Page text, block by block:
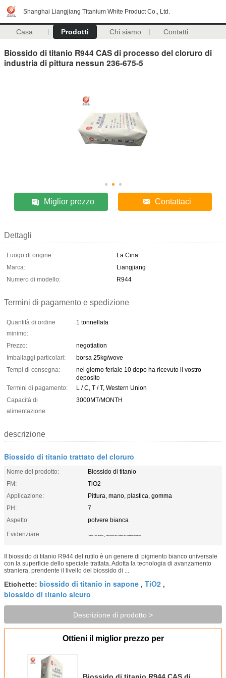
Shanghai Liangjiang Titanium White Product Co., Ltd.
Casa Prodotti Chi siamo Contatti
Biossido di titanio R944 CAS di processo del cloruro di
industria di pittura nessun 236-675-5
Miglior prezzo Contattaci
Dettagli
Luogo di origine:
La Cina
Marca:
Liangjiang
Numero di modello:
R944
Termini di pagamento e spedizione
Quantità di ordine
minimo:
1 tonnellata
Prezzo:
negotiation
Imballaggi particolari:
borsa 25kg/wove
Tempi di consegna:
nel giorno feriale 10 dopo ha ricevuto il vostro
deposito
Termini di pagamento:
L / C, T / T, Western Union
Capacità di
alimentazione:
3000MT/MONTH
descrizione
Biossido di titanio trattato del cloruro
Nome del prodotto:
Biossido di titanio
FM:
TiO2
Applicazione:
Pittura, mano, plastica, gomma
PH:
7
Aspetto:
polvere bianca
Evidenziare:
Cloruro Tio2 trattato , Processo del cloruro del biossido di titanio
Il biossido di titanio R944 del rutilo è un genere di pigmento bianco universale
con la superficie dello speciale trattata. Adotta la tecnologia di avanzamento
straniera, prendente il livello del biossido di ...
Etichette: biossido di titanio in sapone , TiO2 ,
biossido di titanio sicuro
Descrizione di prodotto >
Ottieni il miglior prezzo per